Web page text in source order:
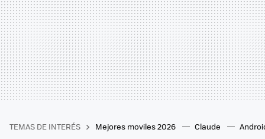
TEMAS DE INTERÉS Mejores moviles 2026 Claude